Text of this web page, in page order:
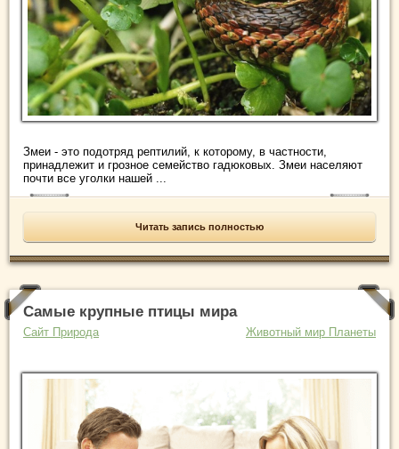
Змеи - это подотряд рептилий, к которому, в частности,
принадлежит и грозное семейство гадюковых. Змеи населяют
почти все уголки нашей ...
Читать запись полностью
Самые крупные птицы мира
Сайт Природа Животный мир Планеты